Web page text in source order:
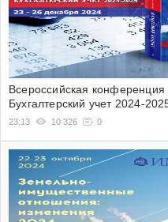
Всероссийская конференция
Бухгалтерский учет 2024-
23:13 10 326 0